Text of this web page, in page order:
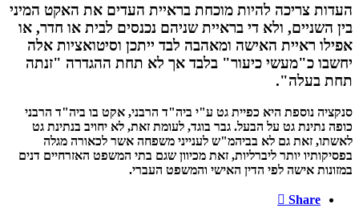
העדות צריכה להיות מוכחת בראיית העדים את האקט המיני
בין השניים, ולא די בראיית שניהם נכנסים לבית או חדר, או
אפילו ראיית האישה ומאהבה לבד ייתכן וסיטואציות אלה
יחשבו כ"מעשי כיעור" בלבד אך לא תחת ההגדרה "זנתה
תחת בעלה".
סנקציה נוספת היא כפיית גט ע"י ביה"ד הרבני, אקט בו ביה"ד הרבני
כופה נתינת גט על הבעל. גבר בוגד, לעומת זאת, לא יחויב בנתינת גט
לאשתו, זאת גם לא בביהמ"ש לענייני משפחה אשר לכאורה מגלה
בפסיקותיו יותר ליברליות, זאת מכיוון שגם בתי המשפט האזרחיים דנים
במזונות אישה לפי הדין האישי והמשפט העברי.
 Share